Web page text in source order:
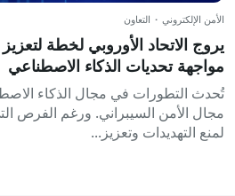
الأمن الإلكتروني · التعاون
يروج الاتحاد الأوروبي لخطة
مواجهة تحديات الذكاء الاصطناعي
تُحدث التطورات في مجال الذكاء
مجال الأمن السيبراني. ورغم الفرص
لمنع التهديدات وتعزيز...